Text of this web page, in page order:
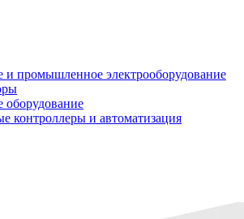
и промышленное электрооборудование
оборудование
контроллеры и автоматизация